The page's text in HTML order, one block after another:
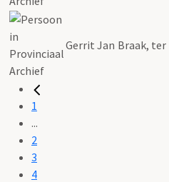
Gerrit Jan Braak, ter
1
...
2
3
4